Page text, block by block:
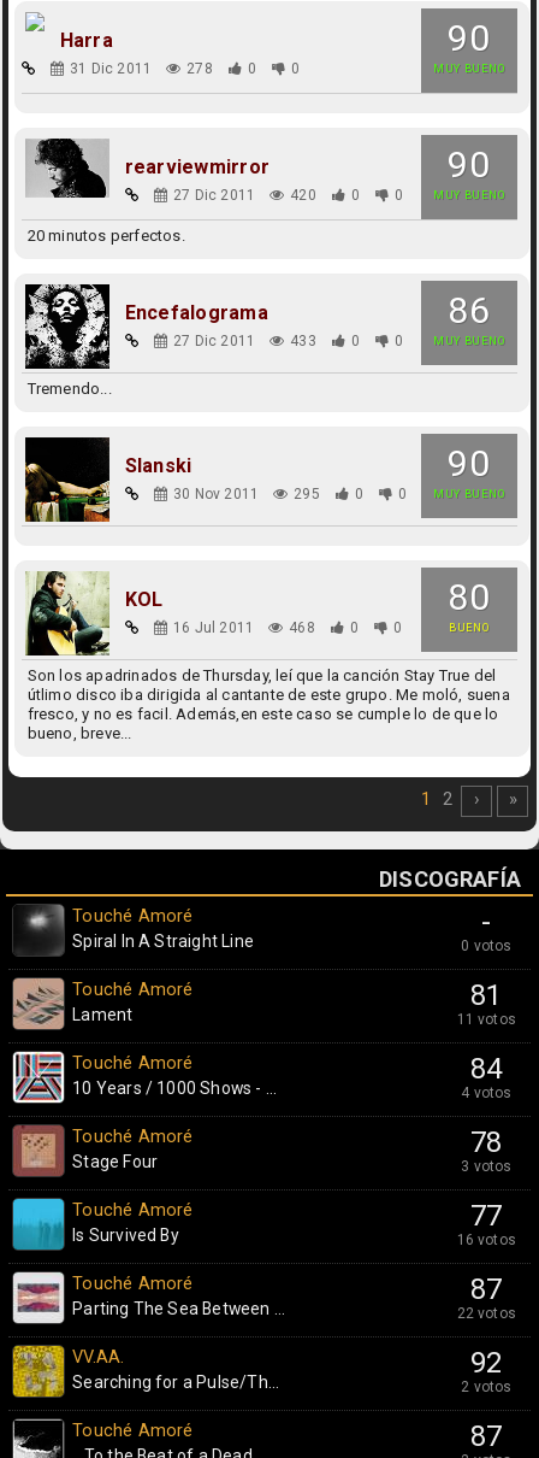
90
MUY BUENO
Harra
31 Dic 2011 278 0 0
90
MUY BUENO
rearviewmirror
27 Dic 2011 420 0 0
20 minutos perfectos.
86
MUY BUENO
Encefalograma
27 Dic 2011 433 0 0
Tremendo...
90
MUY BUENO
Slanski
30 Nov 2011 295 0 0
80
BUENO
KOL
16 Jul 2011 468 0 0
Son los apadrinados de Thursday, leí que la canción Stay True del
útlimo disco iba dirigida al cantante de este grupo. Me moló, suena
fresco, y no es facil. Además,en este caso se cumple lo de que lo
bueno, breve...
1 2 › »
DISCOGRAFÍA
-
0 votos
Touché Amoré
Spiral In A Straight Line
81
11 votos
Touché Amoré
Lament
84
4 votos
Touché Amoré
10 Years / 1000 Shows - ...
78
3 votos
Touché Amoré
Stage Four
77
16 votos
Touché Amoré
Is Survived By
87
22 votos
Touché Amoré
Parting The Sea Between ...
92
2 votos
VV.AA.
Searching for a Pulse/Th...
87
Touché Amoré